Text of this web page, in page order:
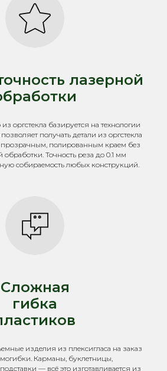
лазерной
оргстекла базируется на технологии
получать детали из оргстекла
прозрачным, полированным краем без
Точность реза до 0.1 мм
собираемость любых конструкций.
Сложная
гибка
изделия из плексигласа на заказ
Карманы, буклетницы,
— всё это изготавливается из